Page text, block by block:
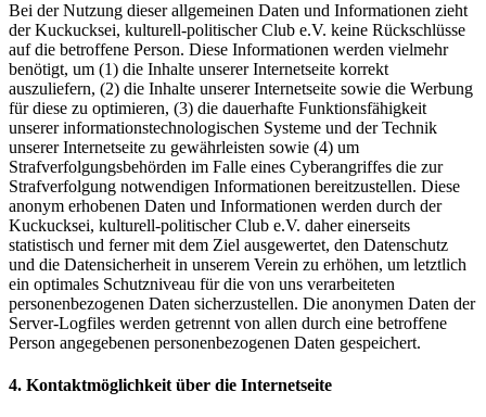
Bei der Nutzung dieser allgemeinen Daten und Informationen zieht
der Kuckucksei, kulturell-politischer Club e.V. keine Rückschlüsse
auf die betroffene Person. Diese Informationen werden vielmehr
benötigt, um (1) die Inhalte unserer Internetseite korrekt
auszuliefern, (2) die Inhalte unserer Internetseite sowie die Werbung
für diese zu optimieren, (3) die dauerhafte Funktionsfähigkeit
unserer informationstechnologischen Systeme und der Technik
unserer Internetseite zu gewährleisten sowie (4) um
Strafverfolgungsbehörden im Falle eines Cyberangriffes die zur
Strafverfolgung notwendigen Informationen bereitzustellen. Diese
anonym erhobenen Daten und Informationen werden durch der
Kuckucksei, kulturell-politischer Club e.V. daher einerseits
statistisch und ferner mit dem Ziel ausgewertet, den Datenschutz
und die Datensicherheit in unserem Verein zu erhöhen, um letztlich
ein optimales Schutzniveau für die von uns verarbeiteten
personenbezogenen Daten sicherzustellen. Die anonymen Daten der
Server-Logfiles werden getrennt von allen durch eine betroffene
Person angegebenen personenbezogenen Daten gespeichert.
4. Kontaktmöglichkeit über die Internetseite